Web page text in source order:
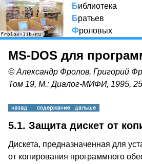
Библиотека
Братьев
Фроловых
MS-DOS для
© Александр Фролов, Григорий
Том 19, М.: Диалог-МИФИ, 1995,
5.1. Защита дискет от
Дискета, предназначенная для
от копирования программного